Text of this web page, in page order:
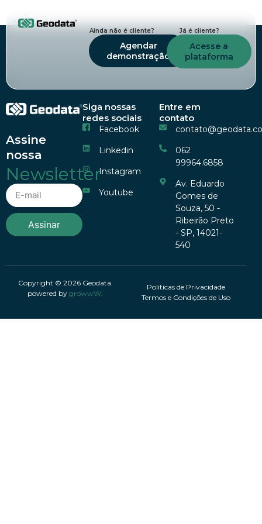
Ainda não é cliente?
Agendar
demonstração
Já é cliente?
Acesse a
plataforma
Assine
nossa
Newsletter
Assinar
Siga nossas
redes sociais
Facebook
Linkedin
Instagram
Youtube
Entre em
contato
062
99964.6858
Av. Eduardo
Gomes de
Souza, 50 -
Ribeirão Preto
- SP, 14021-
540
Copyright © 2026 Geodata.
powered bygrowwW
Politicas de Privacidade
Termos e Condições de Uso